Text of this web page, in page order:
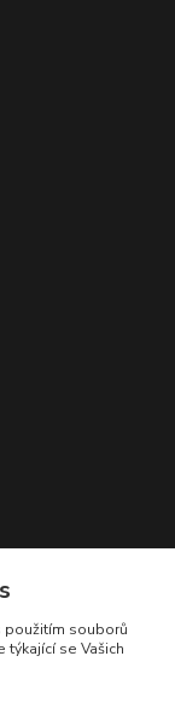
použitím souborů
týkající se Vašich